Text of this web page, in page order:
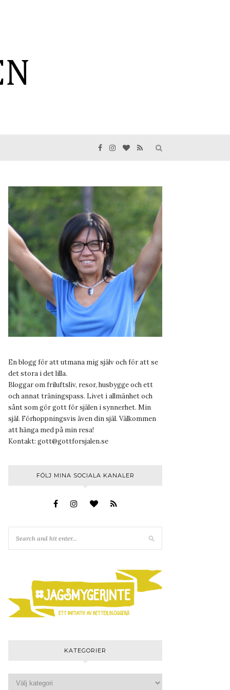
En blogg för att utmana mig själv och för att se
det stora i det lilla.
Bloggar om friluftsliv, resor, husbygge och ett
och annat träningspass. Livet i allmänhet och
sånt som gör gott för själen i synnerhet. Min
själ. Förhoppningsvis även din själ. Välkommen
att hänga med på min resa!
Kontakt: gott@gottforsjalen.se
FÖLJ MINA SOCIALA KANALER
KATEGORIER